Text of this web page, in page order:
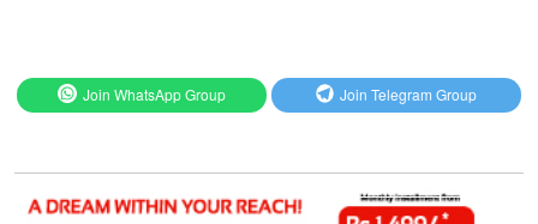
Join WhatsApp Group Join Telegram Group